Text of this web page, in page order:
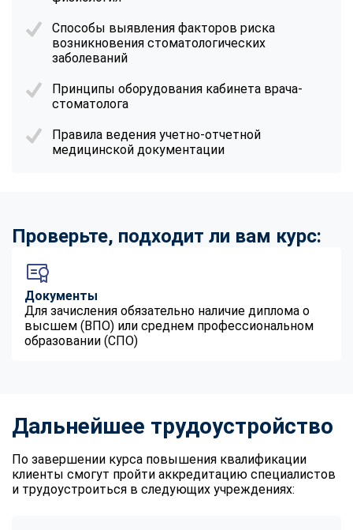
Способы выявления факторов риска
возникновения стоматологических
заболеваний
Принципы оборудования кабинета врача-
стоматолога
Правила ведения учетно-отчетной
медицинской документации
Проверьте, подходит ли вам курс:
Документы
Для зачисления обязательно наличие диплома о
высшем (ВПО) или среднем профессиональном
образовании (СПО)
Дальнейшее трудоустройство
По завершении курса повышения квалификации
клиенты смогут пройти аккредитацию специалистов
и трудоустроиться в следующих учреждениях: